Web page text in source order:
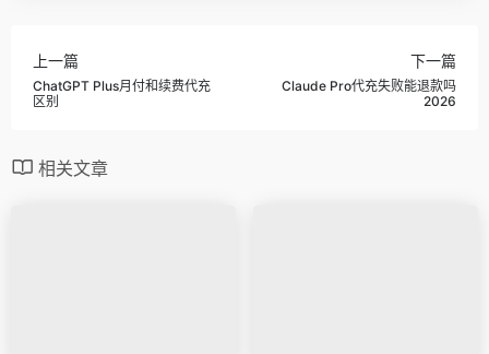
上一篇
ChatGPT Plus月付和续费代充
区别
下一篇
Claude Pro代充失败能退款吗
2026
相关文章